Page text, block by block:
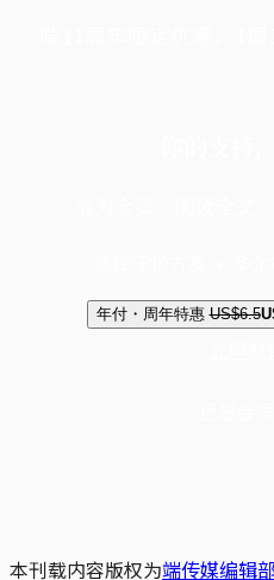
年付・周年特惠 US$6.5
本刊载内容版权为端传媒编辑部